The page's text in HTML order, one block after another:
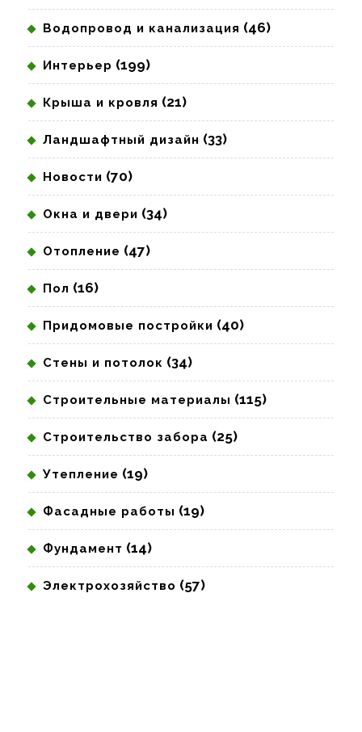
Водопровод и канализация (46)
Интерьер (199)
Крыша и кровля (21)
Ландшафтный дизайн (33)
Новости (70)
Окна и двери (34)
Отопление (47)
Пол (16)
Придомовые постройки (40)
Стены и потолок (34)
Строительные материалы (115)
Строительство забора (25)
Утепление (19)
Фасадные работы (19)
Фундамент (14)
Электрохозяйство (57)